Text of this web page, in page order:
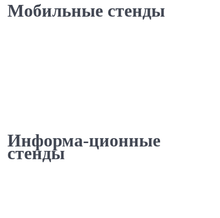
Мобильные стенды
Информа-ционные
стенды